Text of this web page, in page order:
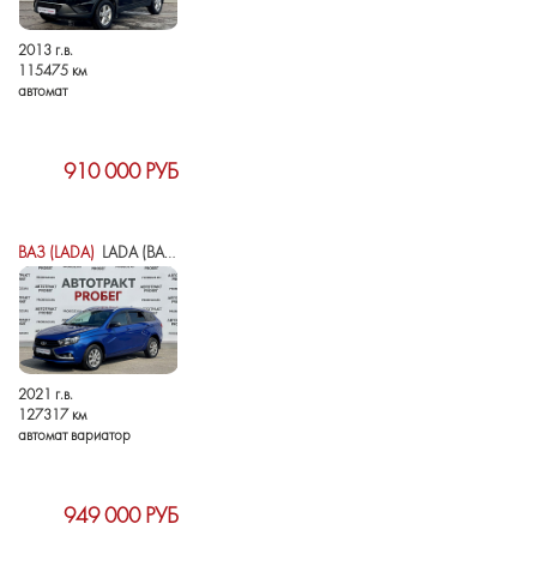
2013 г.в.
115475 км
автомат
910 000 РУБ
ВАЗ (LADA) LADA (ВАЗ) VESTA I
2021 г.в.
127317 км
автомат вариатор
949 000 РУБ